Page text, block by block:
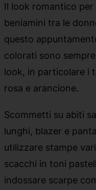
Il look romantico per
beniamini tra le
questo
colorati sono
look, in particolare i
rosa e arancione.
Scommetti su abiti
lunghi, blazer e
utilizzare stampe
scacchi in toni
indossare scarpe